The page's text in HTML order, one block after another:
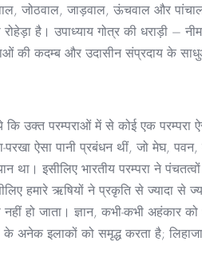
जोठवाल, जाड़वाल, ऊंचवाल और
है। उपाध्याय गोत्र की धराड़ी –
की कदम्ब और उदासीन संप्रदाय के
उक्त परम्पराओं में से कोई एक
ऐसा पानी प्रबंधन थीं, जो मेघ,
था। इसीलिए भारतीय परम्परा ने
हमारे ऋषियों ने प्रकृति से ज्यादा से
नहीं हो जाता। ज्ञान, कभी-कभी
के अनेक इलाकों को समृद्ध करता है;